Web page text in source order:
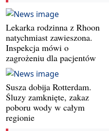
Lekarka rodzinna z Rhoon
natychmiast zawieszona.
Inspekcja mówi o
zagrożeniu dla pacjentów
Susza dobija Rotterdam.
Śluzy zamknięte, zakaz
poboru wody w całym
regionie